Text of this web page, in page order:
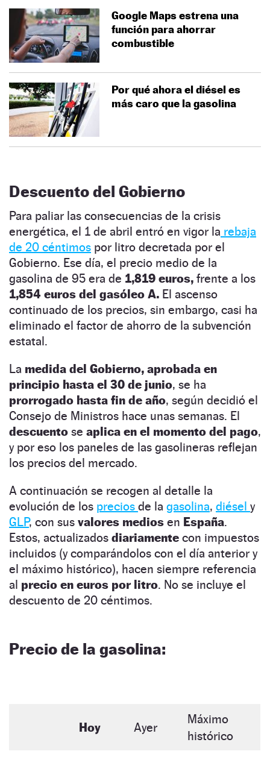
Google Maps estrena una
función para ahorrar
combustible
Por qué ahora el diésel es
más caro que la gasolina
Descuento del Gobierno
Para paliar las consecuencias de la crisis
energética, el 1 de abril entró en vigor la rebaja
de 20 céntimos por litro decretada por el
Gobierno. Ese día, el precio medio de la
gasolina de 95 era de 1,819 euros, frente a los
1,854 euros del gasóleo A. El ascenso
continuado de los precios, sin embargo, casi ha
eliminado el factor de ahorro de la subvención
estatal.
La medida del Gobierno, aprobada en
principio hasta el 30 de junio, se ha
prorrogado hasta fin de año, según decidió el
Consejo de Ministros hace unas semanas. El
descuento se aplica en el momento del pago,
y por eso los paneles de las gasolineras reflejan
los precios del mercado.
A continuación se recogen al detalle la
evolución de los precios de la gasolina, diésel y
GLP, con sus valores medios en España.
Estos, actualizados diariamente con impuestos
incluidos (y comparándolos con el día anterior y
el máximo histórico), hacen siempre referencia
al precio en euros por litro. No se incluye el
descuento de 20 céntimos.
Precio de la gasolina:
Hoy Ayer
Máximo
histórico